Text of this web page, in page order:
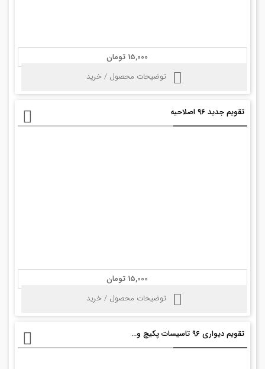
15,000 تومان
توضیحات محصول / خرید
تقویم جدید ۹۶ اصلاحیه
15,000 تومان
توضیحات محصول / خرید
تقویم دیواری ۹۶ تاسیسات پکیچ و رادیاتور